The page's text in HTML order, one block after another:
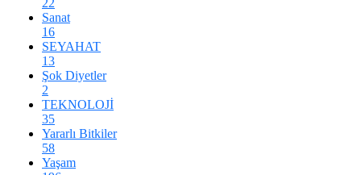
Sanat
16
SEYAHAT
13
Şok Diyetler
2
TEKNOLOJİ
35
Yararlı Bitkiler
58
Yaşam